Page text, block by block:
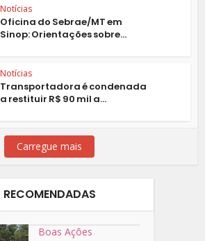
Notícias
Oficina do Sebrae/MT em
Sinop: Orientações sobre...
Notícias
Transportadora é condenada
a restituir R$ 90 mil a...
Carregue mais
RECOMENDADAS
Boas Ações